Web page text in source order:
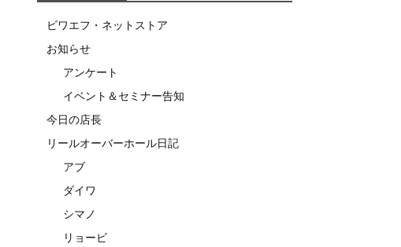
ビワエフ・ネットストア
お知らせ
アンケート
イベント＆セミナー告知
今日の店長
リールオーバーホール日記
アブ
ダイワ
シマノ
リョービ